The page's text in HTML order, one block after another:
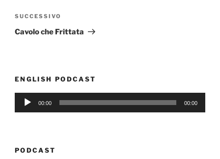
Articolo
successivo
SUCCESSIVO
Cavolo che Frittata
ENGLISH PODCAST
Audio
00:00 00:00
PODCAST